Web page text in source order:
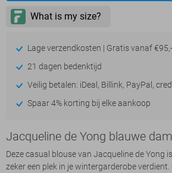
Lage verzendkosten | Gratis vanaf €95,-
21 dagen bedenktijd
Veilig betalen: iDeal, Billink, PayPal,
Spaar 4% korting bij elke aankoop
Jacqueline de Yong blauwe
Deze casual blouse van Jacqueline de Yong
zeker een plek in je wintergarderobe